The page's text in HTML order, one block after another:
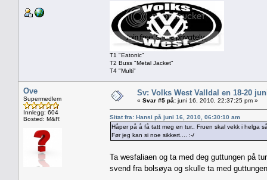
T1 "Eatonic"
T2 Buss "Metal Jacket"
T4 "Multi"
Ove
Supermedlem
Innlegg: 604
Bosted: M&R
Sv: Volks West Valldal en 18-20
« Svar #5 på: juni 16, 2010, 22:37:25 pm »
Sitat fra: Hansi på juni 16, 2010, 06:30:10 am
Håper på å få tatt meg en tur.. Fruen skal vekk i helga
Før jeg kan si noe sikkert.... :-/
Ta wesfaliaen og ta med deg guttungen på
svend fra bolsøya og skulle ta med